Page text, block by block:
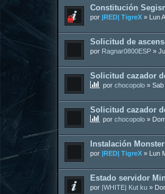
Constitución
por |RED| TigreX » Lun
Solicitud de
por Ragnar0800ESP »
Solicitud cazador
por chocopolo »
Solicitud cazador
por chocopolo »
Instalación
por |RED| TigreX » Lun
Estado servidor
por |WHITE| Kut ku »